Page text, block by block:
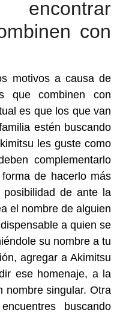
con
motivos a causa de
que combinen con
es que los que van
estén buscando
les guste como
complementarlo
de hacerlo más
posibilidad de ante la
el nombre de alguien
a quien se
su nombre a tu
agregar a Akimitsu
ese homenaje, a la
nombre singular. Otra
buscando